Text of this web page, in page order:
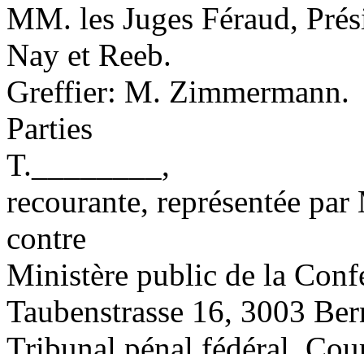
MM. les Juges Féraud,
Nay et Reeb.
Greffier: M. Zimmermann.
Parties
T.________,
recourante, représentée
contre
Ministère public de la
Taubenstrasse 16, 3003